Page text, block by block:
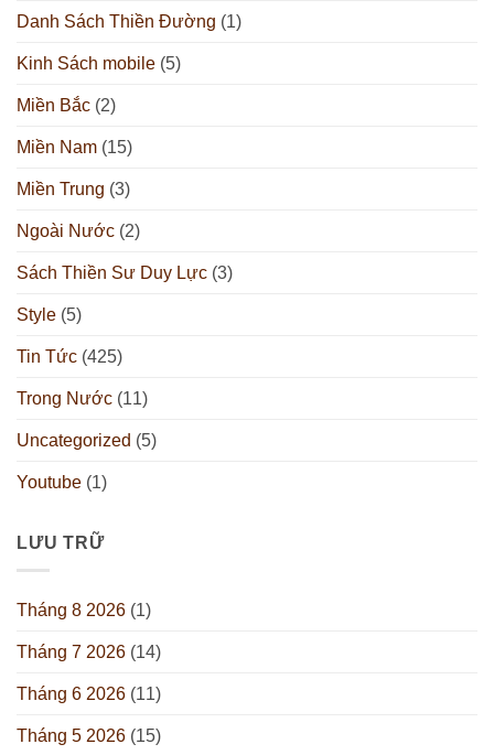
Danh Sách Thiền Đường (1)
Kinh Sách mobile (5)
Miền Bắc (2)
Miền Nam (15)
Miền Trung (3)
Ngoài Nước (2)
Sách Thiền Sư Duy Lực (3)
Style (5)
Tin Tức (425)
Trong Nước (11)
Uncategorized (5)
Youtube (1)
LƯU TRỮ
Tháng 8 2026 (1)
Tháng 7 2026 (14)
Tháng 6 2026 (11)
Tháng 5 2026 (15)